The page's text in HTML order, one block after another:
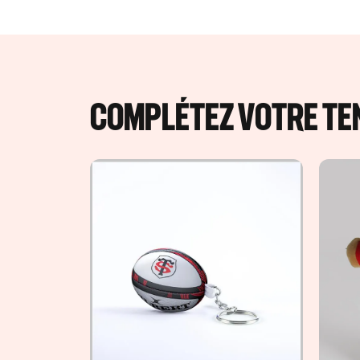
COMPLÉTEZ VOTRE